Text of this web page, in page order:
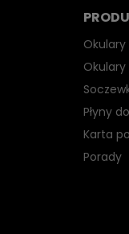
Okulary
Płyny
Karta
Porady